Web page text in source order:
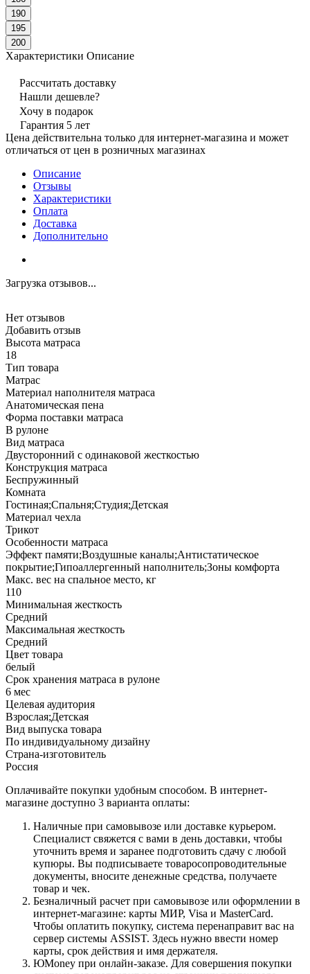
190
195
200
Характеристики Описание
Рассчитать доставку
Нашли дешевле?
Хочу в подарок
Гарантия 5 лет
Цена действительна только для интернет-магазина и может
отличаться от цен в розничных магазинах
Описание
Отзывы
Характеристики
Оплата
Доставка
Дополнительно
Загрузка отзывов...
Нет отзывов
Добавить отзыв
Высота матраса
18
Тип товара
Матрас
Материал наполнителя матраса
Анатомическая пена
Форма поставки матраса
В рулоне
Вид матраса
Двусторонний с одинаковой жесткостью
Конструкция матраса
Беспружинный
Комната
Гостиная;Спальня;Студия;Детская
Материал чехла
Трикот
Особенности матраса
Эффект памяти;Воздушные каналы;Антистатическое
покрытие;Гипоаллергенный наполнитель;Зоны комфорта
Макс. вес на спальное место, кг
110
Минимальная жесткость
Средний
Максимальная жесткость
Средний
Цвет товара
белый
Срок хранения матраса в рулоне
6 мес
Целевая аудитория
Взрослая;Детская
Вид выпуска товара
По индивидуальному дизайну
Страна-изготовитель
Россия
Оплачивайте покупки удобным способом. В интернет-
магазине доступно 3 варианта оплаты:
Наличные при самовывозе или доставке курьером.
Специалист свяжется с вами в день доставки, чтобы
уточнить время и заранее подготовить сдачу с любой
купюры. Вы подписываете товаросопроводительные
документы, вносите денежные средства, получаете
товар и чек.
Безналичный расчет при самовывозе или оформлении в
интернет-магазине: карты МИР, Visa и MasterCard.
Чтобы оплатить покупку, система перенаправит вас на
сервер системы ASSIST. Здесь нужно ввести номер
карты, срок действия и имя держателя.
ЮMoney при онлайн-заказе. Для совершения покупки